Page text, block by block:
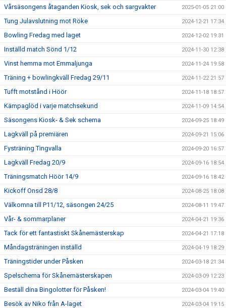
Vårsäsongens åtaganden Kiosk, sek och sargvakter 2025-01-05 21:00
Tung Julavslutning mot Röke 2024-12-21 17:34
Bowling Fredag med laget 2024-12-02 19:31
Inställd match Sönd 1/12 2024-11-30 12:38
Vinst hemma mot Emmaljunga 2024-11-24 19:58
Träning + bowlingkväll Fredag 29/11 2024-11-22 21:57
Tufft motstånd i Höör 2024-11-18 18:57
Kämpaglöd i varje matchsekund 2024-11-09 14:54
Säsongens Kiosk- & Sek schema 2024-09-25 18:49
Lagkväll på premiären 2024-09-21 15:06
Fysträning Tingvalla 2024-09-20 16:57
Lagkväll Fredag 20/9 2024-09-16 18:54
Träningsmatch Höör 14/9 2024-09-16 18:42
Kickoff Onsd 28/8 2024-08-25 18:08
Välkomna till P11/12, säsongen 24/25 2024-08-11 19:47
Vår- & sommarplaner 2024-04-21 19:36
Tack för ett fantastiskt Skånemästerskap 2024-04-21 17:18
Måndagsträningen inställd 2024-04-19 18:29
Träningstider under Påsken 2024-03-18 21:34
Spelschema för Skånemästerskapen 2024-03-09 12:23
Beställ dina Bingolotter för Påsken! 2024-03-04 19:40
Besök av Niko från A-laget 2024-03-04 19:15